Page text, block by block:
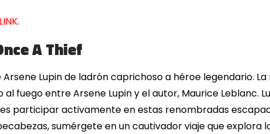
LINK.
A Thief
Lupin de ladrón caprichoso a héroe legendario.
fuego entre Arsene Lupin y el autor, Maurice Leblanc.
participar activamente en estas renombradas
sumérgete en un cautivador viaje que explora